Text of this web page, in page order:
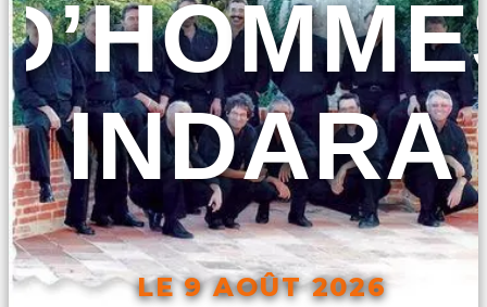
INDARA
LE 9 AOÛT 2026